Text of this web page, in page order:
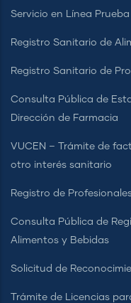
Servicio en Línea Prueba
Registro Sanitario de
Registro Sanitario de
Consulta Pública de
Dirección de Farmacia
VUCEN – Trámite de
otro interés sanitario
Registro de
Consulta Pública de
Alimentos y Bebidas
Solicitud de
Trámite de Licencias